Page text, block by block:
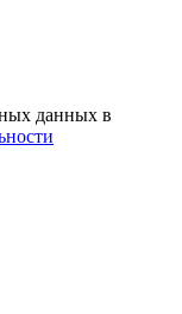
данных в